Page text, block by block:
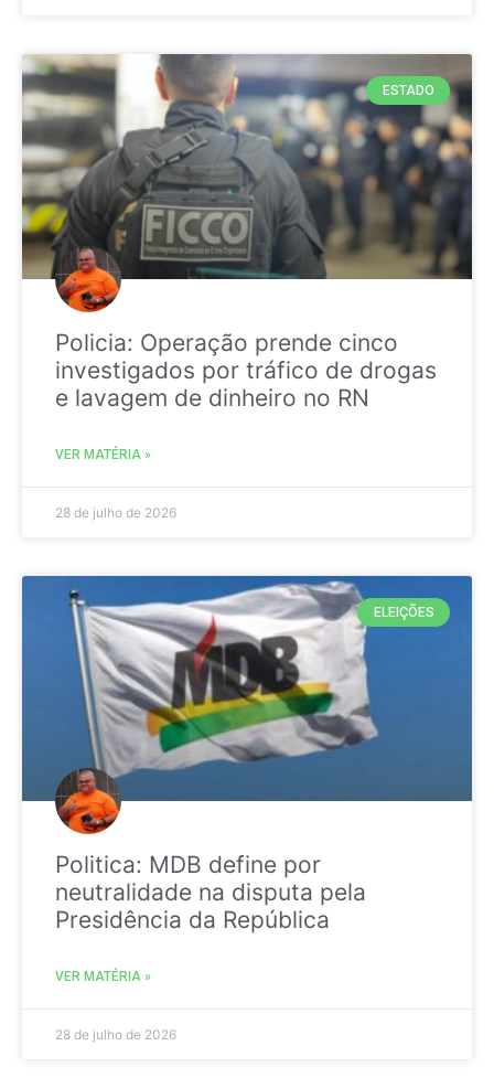
ESTADO
Policia: Operação prende cinco
investigados por tráfico de drogas
e lavagem de dinheiro no RN
VER MATÉRIA »
28 de julho de 2026
ELEIÇÕES
Politica: MDB define por
neutralidade na disputa pela
Presidência da República
VER MATÉRIA »
28 de julho de 2026